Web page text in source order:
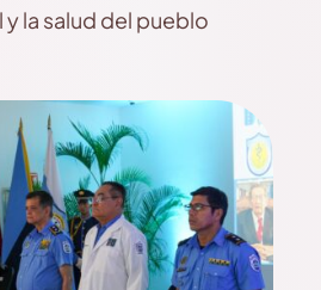
la salud del pueblo